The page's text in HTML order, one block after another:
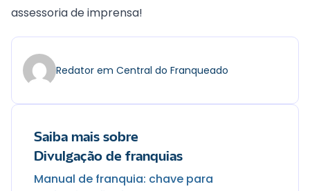
assessoria de imprensa!
Redator em Central do Franqueado
Saiba mais sobre
Divulgação de franquias
Manual de franquia: chave para